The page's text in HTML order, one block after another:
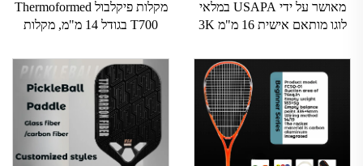
מאושר על ידי USAPA במלאי
לוגו מותאם אישית 16 מ"מ 3K
משטח פחמן T700 סיבי פחמן
גולמיים לפיקלבול 2024
מקלות פיקלבול Thermoformed
T700 בגודל 14 מ"מ, מקלות
פחמן עם מרקם מעולה,
רקטת פיקלבול